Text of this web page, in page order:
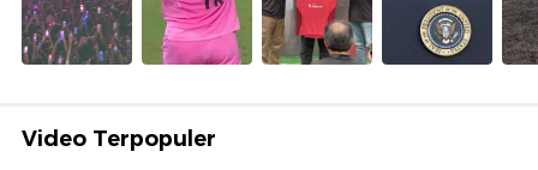
Video Terpopuler